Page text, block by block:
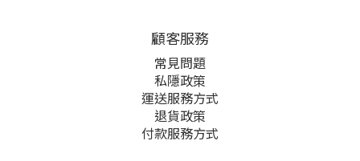
顧客服務
常見問題
私隱政策
運送服務方式
退貨政策
付款服務方式